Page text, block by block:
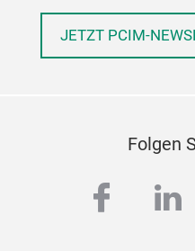
JETZT PCIM-
Folgen